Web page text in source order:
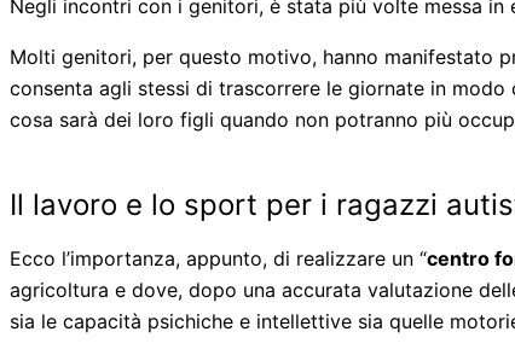
Negli incontri con i genitori, è stata più volte messa in
Molti genitori, per questo motivo, hanno manifestato
consenta agli stessi di trascorrere le giornate in
cosa sarà dei loro figli quando non potranno più
Il lavoro e lo sport per i ragazzi
Ecco l’importanza, appunto, di realizzare un “centro
agricoltura e dove, dopo una accurata valutazione
sia le capacità psichiche e intellettive sia quelle